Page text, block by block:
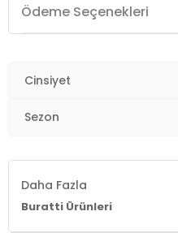
Üretim Yeri :Türkiye
Ödeme Seçenekleri
Cinsiyet
Sezon
Daha Fazla
Buratti Ürünleri